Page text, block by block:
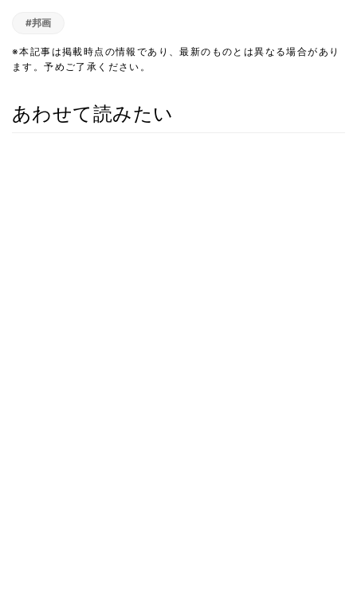
#邦画
※本記事は掲載時点の情報であり、最新のものとは異なる場合があり
ます。予めご了承ください。
あわせて読みたい